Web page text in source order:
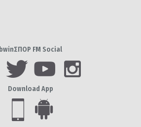
bwinΣΠΟΡ FM Social
Download App